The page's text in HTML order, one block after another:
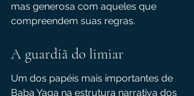
mas generosa com aqueles que
compreendem suas regras.
A guardiã do limiar
Um dos papéis mais importantes de
Baba Yaga na estrutura narrativa dos